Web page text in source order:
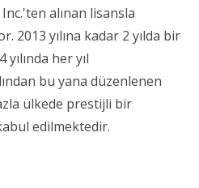
alınan lisansla
2013 yılına kadar 2 yılda bir
her yıl
bu yana düzenlenen
ülkede prestijli bir
edilmektedir.